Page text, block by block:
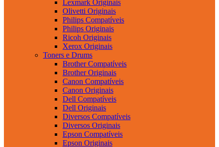
Lexmark Originais
Olivetti Originais
Philips Compatíveis
Philips Originais
Ricoh Originais
Xerox Originais
Toners e Drums
Brother Compatíveis
Brother Originais
Canon Compatíveis
Canon Originais
Dell Compatíveis
Dell Originais
Diversos Compatíveis
Diversos Originais
Epson Compatíveis
Epson Originais